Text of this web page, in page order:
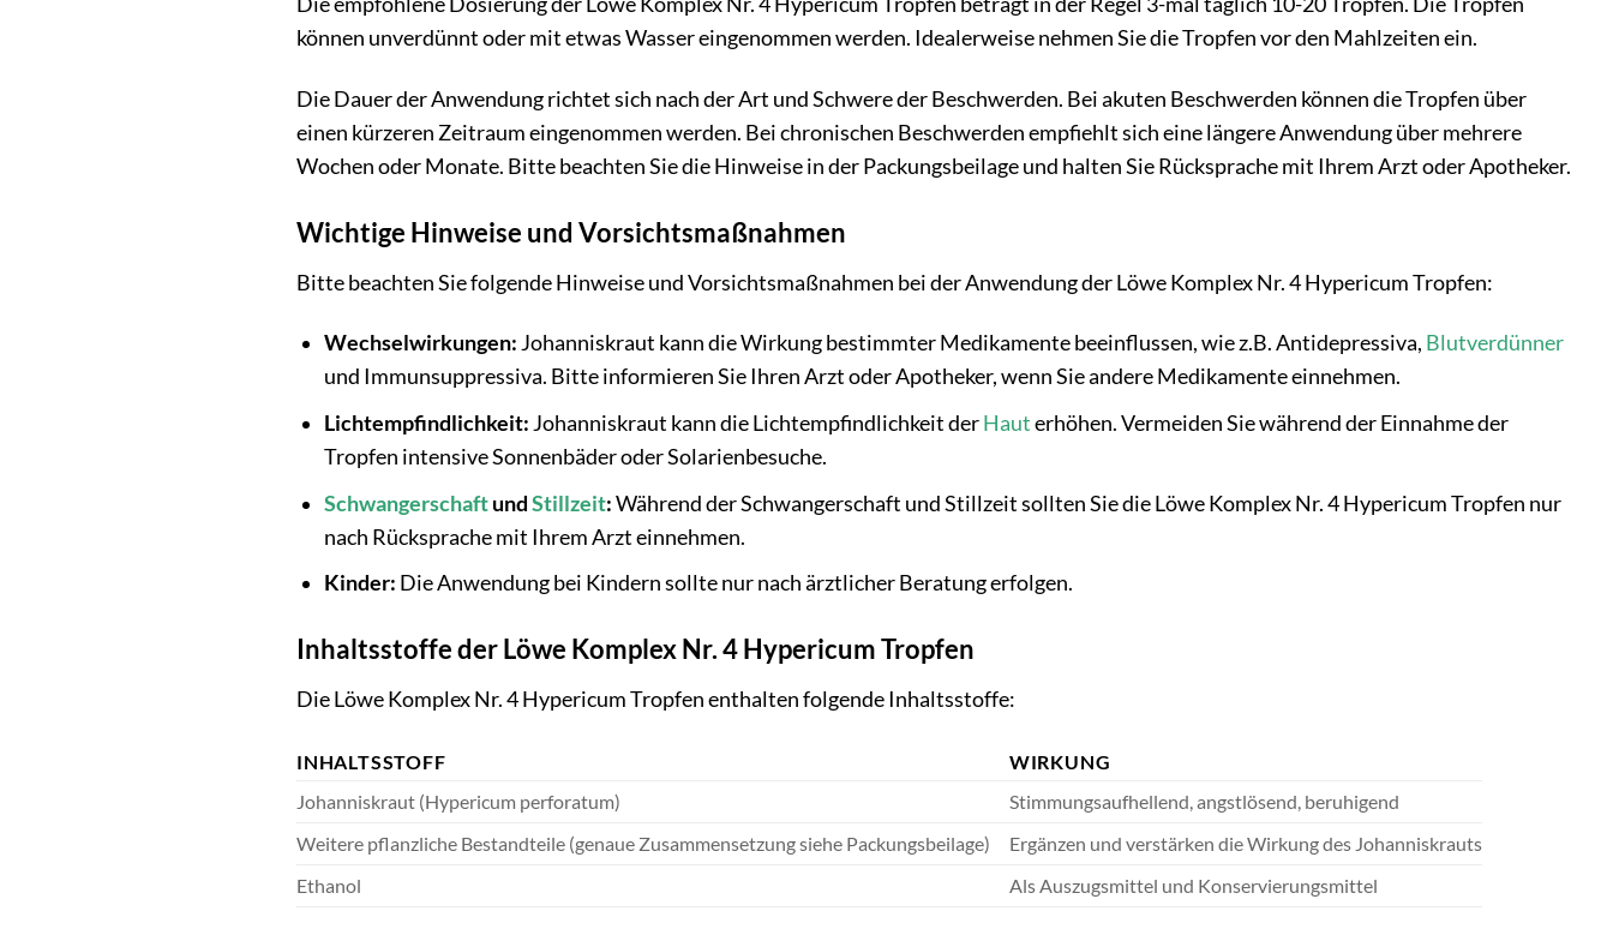
können unverdünnt oder mit etwas Wasser eingenommen werden. Idealerweise nehmen Sie die Tropfen vor den Mahlzeiten ein.
Die Dauer der Anwendung richtet sich nach der Art und Schwere der Beschwerden. Bei akuten Beschwerden können die Tropfen über
einen kürzeren Zeitraum eingenommen werden. Bei chronischen Beschwerden empfiehlt sich eine längere Anwendung über mehrere
Wochen oder Monate. Bitte beachten Sie die Hinweise in der Packungsbeilage und halten Sie Rücksprache mit Ihrem Arzt oder Apotheker.
Wichtige Hinweise und Vorsichtsmaßnahmen
Bitte beachten Sie folgende Hinweise und Vorsichtsmaßnahmen bei der Anwendung der Löwe Komplex Nr. 4 Hypericum Tropfen:
Wechselwirkungen:Johanniskraut kann die Wirkung bestimmter Medikamente beeinflussen, wie z.B. Antidepressiva, Blutverdünner
und Immunsuppressiva. Bitte informieren Sie Ihren Arzt oder Apotheker, wenn Sie andere Medikamente einnehmen.
Lichtempfindlichkeit: Johanniskraut kann die Lichtempfindlichkeit derHauterhöhen. Vermeiden Sie während der Einnahme der
Tropfen intensive Sonnenbäder oder Solarienbesuche.
SchwangerschaftundStillzeit:Während der Schwangerschaft und Stillzeit sollten Sie die Löwe Komplex Nr. 4 Hypericum Tropfen nur
nach Rücksprache mit Ihrem Arzt einnehmen.
Kinder: Die Anwendung bei Kindern sollte nur nach ärztlicher Beratung erfolgen.
Inhaltsstoffe der Löwe Komplex Nr. 4 Hypericum Tropfen
Die Löwe Komplex Nr. 4 Hypericum Tropfen enthalten folgende Inhaltsstoffe:
INHALTSSTOFF
WIRKUNG
Johanniskraut (Hypericum perforatum)
Stimmungsaufhellend, angstlösend, beruhigend
Weitere pflanzliche Bestandteile (genaue Zusammensetzung siehe Packungsbeilage)
Ergänzen und verstärken die Wirkung des Johanniskrauts
Ethanol
Als Auszugsmittel und Konservierungsmittel